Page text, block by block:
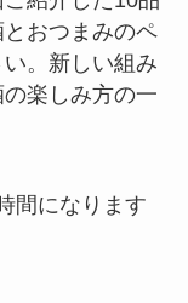
おつまみのペ
。新しい組み
楽しみ方の一
間になります